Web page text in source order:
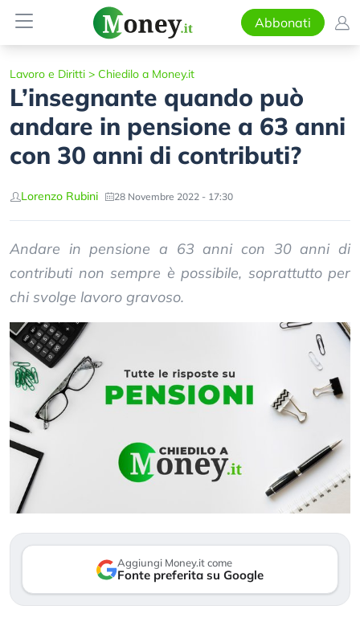
Abbonati
Lavoro e Diritti > Chiedilo a Money.it
L’insegnante quando può
andare in pensione a 63 anni
con 30 anni di contributi?
Lorenzo Rubini 28 Novembre 2022 - 17:30
Andare in pensione a 63 anni con 30 anni di
contributi non sempre è possibile, soprattutto per
chi svolge lavoro gravoso.
Aggiungi Money.it come
Fonte preferita su Google